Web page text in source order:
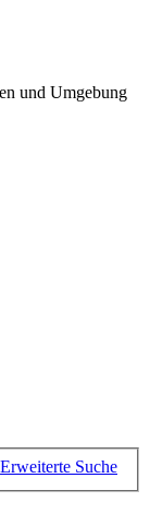
und Umgebung
Erweiterte Suche